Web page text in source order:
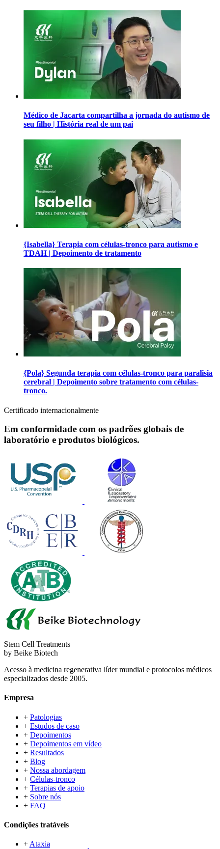
Médico de Jacarta compartilha a jornada do autismo de
seu filho | História real de um pai
{Isabella} Terapia com células-tronco para autismo e
TDAH | Depoimento de tratamento
{Pola} Segunda terapia com células-tronco para paralisia
cerebral | Depoimento sobre tratamento com células-
tronco.
Certificado internacionalmente
Em conformidade com os padrões globais de
laboratório e produtos biológicos.
Stem Cell Treatments
by Beike Biotech
Acesso à medicina regenerativa líder mundial e protocolos médicos
especializados desde 2005.
Empresa
+ Patologias
+ Estudos de caso
+ Depoimentos
+ Depoimentos em vídeo
+ Resultados
+ Blog
+ Nossa abordagem
+ Células-tronco
+ Terapias de apoio
+ Sobre nós
+ FAQ
Condições tratáveis
+ Ataxia